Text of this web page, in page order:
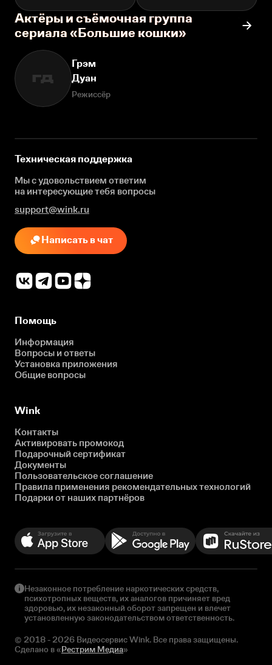
Актёры и съёмочная группа
сериала «Большие кошки»
ГД
Грэм
Дуан
Режиссёр
Техническая поддержка
Мы с удовольствием ответим
на интересующиетебя вопросы
support@wink.ru
Написать в чат
Помощь
Информация
Вопросы и ответы
Установка приложения
Общие вопросы
Wink
Контакты
Активировать промокод
Подарочный сертификат
Документы
Пользовательское соглашение
Правила применения рекомендательных технологий
Подарки от наших партнёров
Незаконное потребление наркотических средств,
психотропных веществ, их аналогов причиняет вред
здоровью, их незаконный оборот запрещен и влечет
установленную законодательством ответственность.
© 2018 - 2026 Видеосервис Wink. Все права защищены.
Сделано в «Рестрим Медиа»